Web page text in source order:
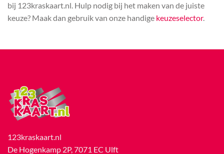
bij 123kraskaart.nl. Hulp nodig bij het maken van de juiste
keuze? Maak dan gebruik van onze handige keuzeselector.
123kraskaart.nl
De Hogenkamp 2P, 7071 EC Ulft